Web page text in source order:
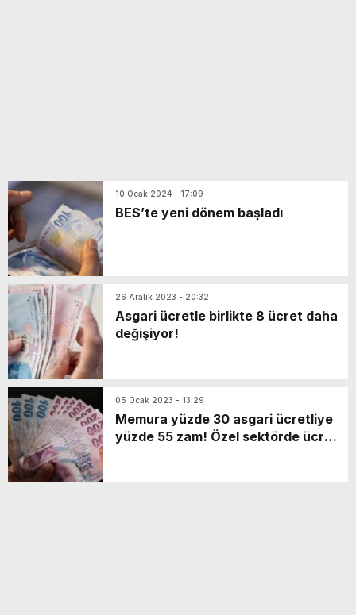
10 Ocak 2024 - 17:09
BES’te yeni dönem başladı
26 Aralık 2023 - 20:32
Asgari ücretle birlikte 8 ücret daha
değişiyor!
05 Ocak 2023 - 13:29
Memura yüzde 30 asgari ücretliye
yüzde 55 zam! Özel sektörde ücret